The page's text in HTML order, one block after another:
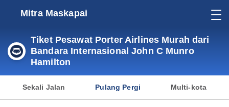
Mitra Maskapai
Tiket Pesawat Porter Airlines Murah dari
Bandara Internasional John C Munro
Hamilton
Sekali Jalan Pulang Pergi Multi-kota